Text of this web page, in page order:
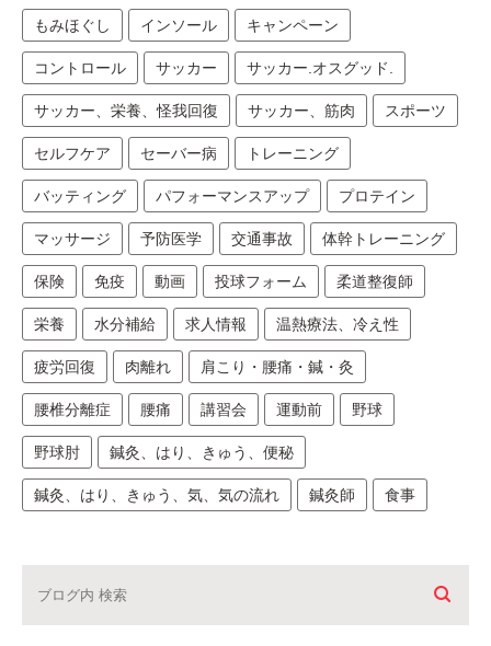
もみほぐし インソール キャンペーン
コントロール サッカー サッカー.オスグッド.
サッカー、栄養、怪我回復 サッカー、筋肉 スポーツ
セルフケア セーバー病 トレーニング
バッティング パフォーマンスアップ プロテイン
マッサージ 予防医学 交通事故 体幹トレーニング
保険 免疫 動画 投球フォーム 柔道整復師
栄養 水分補給 求人情報 温熱療法、冷え性
疲労回復 肉離れ 肩こり・腰痛・鍼・灸
腰椎分離症 腰痛 講習会 運動前 野球
野球肘 鍼灸、はり、きゅう、便秘
鍼灸、はり、きゅう、気、気の流れ 鍼灸師 食事